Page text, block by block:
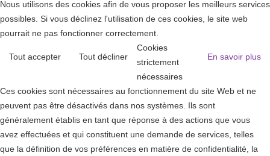
Nous utilisons des cookies afin de vous proposer les meilleurs services
possibles. Si vous déclinez l'utilisation de ces cookies, le site web
pourrait ne pas fonctionner correctement.
Tout accepter Tout décliner En savoir plus
Cookies
strictement
nécessaires
Ces cookies sont nécessaires au fonctionnement du site Web et ne
peuvent pas être désactivés dans nos systèmes. Ils sont
généralement établis en tant que réponse à des actions que vous
avez effectuées et qui constituent une demande de services, telles
que la définition de vos préférences en matière de confidentialité, la